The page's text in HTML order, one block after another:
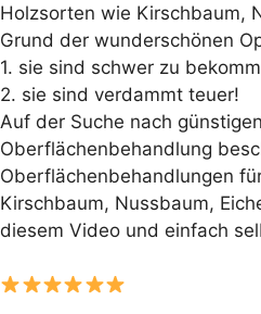
Holzsorten wie Kirschbaum,
Grund der wunderschönen
1. sie sind schwer zu
2. sie sind verdammt teuer!
Auf der Suche nach
Oberflächenbehandlung
Oberflächenbehandlungen
Kirschbaum, Nussbaum,
diesem Video und einfach